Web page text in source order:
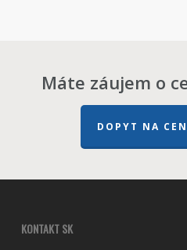
Máte záujem o
DOPYT NA
KONTAKT SK